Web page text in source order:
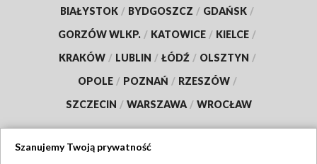
BIAŁYSTOK / BYDGOSZCZ / GDAŃSK /
GORZÓW WLKP. / KATOWICE / KIELCE /
KRAKÓW / LUBLIN / ŁÓDŹ / OLSZTYN /
OPOLE / POZNAŃ / RZESZÓW /
SZCZECIN / WARSZAWA / WROCŁAW
Szanujemy Twoją prywatność